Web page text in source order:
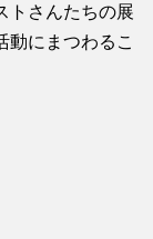
トさんたちの展
動にまつわるこ